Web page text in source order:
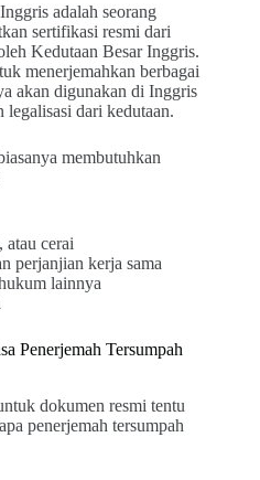
adalah seorang
sertifikasi resmi dari
Kedutaan Besar Inggris.
menerjemahkan berbagai
akan digunakan di Inggris
legalisasi dari kedutaan.
membutuhkan
atau cerai
perjanjian kerja sama
lainnya
Penerjemah Tersumpah
dokumen resmi tentu
penerjemah tersumpah